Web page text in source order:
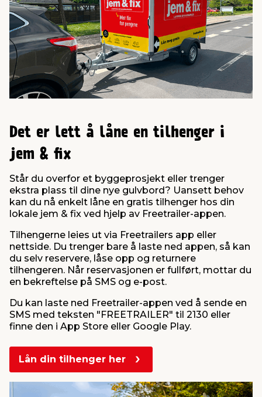
& stillas
& ugress
& stativer
koblinger
data & TV
& fritid
sko
Det er lett å låne en tilhenger i
jem & fix
Står du overfor et byggeprosjekt eller trenger
ekstra plass til dine nye gulvbord? Uansett behov
kan du nå enkelt låne en gratis tilhenger hos din
lokale jem & fix ved hjelp av Freetrailer-appen.
Tilhengerne leies ut via Freetrailers app eller
nettside. Du trenger bare å laste ned appen, så kan
du selv reservere, låse opp og returnere
tilhengeren. Når reservasjonen er fullført, mottar du
en bekreftelse på SMS og e-post.
Du kan laste ned Freetrailer-appen ved å sende en
SMS med teksten "FREETRAILER" til 2130 eller
finne den i App Store eller Google Play.
Lån din tilhenger her